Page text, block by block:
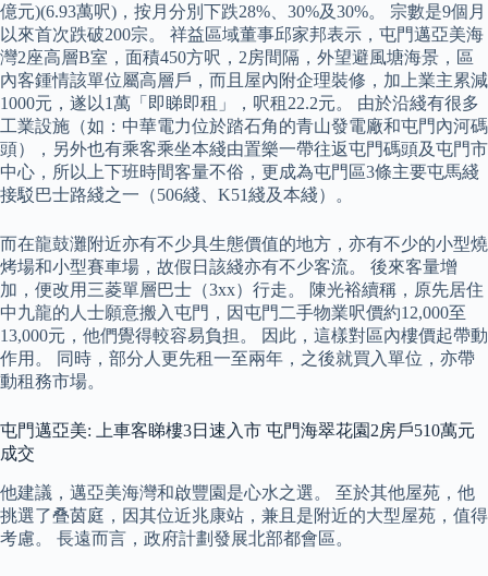
億元)(6.93萬呎)，按月分別下跌28%、30%及30%。 宗數是9個月
以來首次跌破200宗。 祥益區域董事邱家邦表示，屯門邁亞美海
灣2座高層B室，面積450方呎，2房間隔，外望避風塘海景，區
內客鍾情該單位屬高層戶，而且屋內附企理裝修，加上業主累減
1000元，遂以1萬「即睇即租」，呎租22.2元。 由於沿綫有很多
工業設施（如：中華電力位於踏石角的青山發電廠和屯門內河碼
頭），另外也有乘客乘坐本綫由置樂一帶往返屯門碼頭及屯門市
中心，所以上下班時間客量不俗，更成為屯門區3條主要屯馬綫
接駁巴士路綫之一（506綫、K51綫及本綫）。
而在龍鼓灘附近亦有不少具生態價值的地方，亦有不少的小型燒
烤場和小型賽車場，故假日該綫亦有不少客流。 後來客量增
加，便改用三菱單層巴士（3xx）行走。 陳光裕續稱，原先居住
中九龍的人士願意搬入屯門，因屯門二手物業呎價約12,000至
13,000元，他們覺得較容易負担。 因此，這樣對區內樓價起帶動
作用。 同時，部分人更先租一至兩年，之後就買入單位，亦帶
動租務市場。
屯門邁亞美: 上車客睇樓3日速入市 屯門海翠花園2房戶510萬元
成交
他建議，邁亞美海灣和啟豐園是心水之選。 至於其他屋苑，他
挑選了叠茵庭，因其位近兆康站，兼且是附近的大型屋苑，值得
考慮。 長遠而言，政府計劃發展北部都會區。